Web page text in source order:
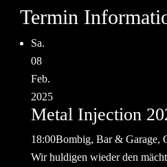
Termin
Sa.
08
Feb.
2025
Metal Injection
18:00Bombig, Bar & Garage,
Wir huldigen wieder den